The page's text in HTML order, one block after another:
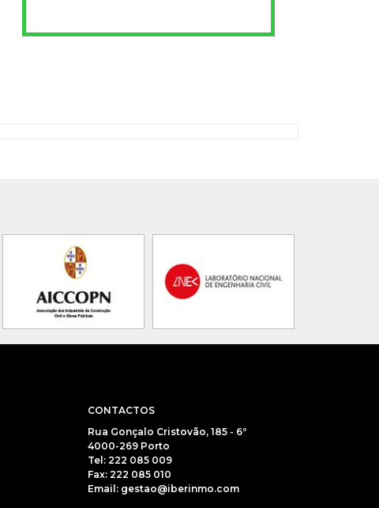
CONTACTOS
Rua Gonçalo Cristovão, 185 - 6º
4000-269 Porto
Tel: 222 085 009
Fax: 222 085 010
Email: gestao@iberinmo.com